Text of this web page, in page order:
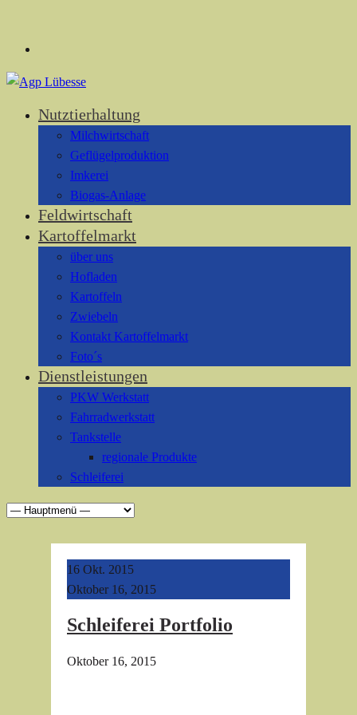
Nutztierhaltung
Milchwirtschaft
Geflügelproduktion
Imkerei
Biogas-Anlage
Feldwirtschaft
Kartoffelmarkt
über uns
Hofladen
Kartoffeln
Zwiebeln
Kontakt Kartoffelmarkt
Foto´s
Dienstleistungen
PKW Werkstatt
Fahrradwerkstatt
Tankstelle
regionale Produkte
Schleiferei
16 Okt. 2015
Oktober 16, 2015
Schleiferei Portfolio
Oktober 16, 2015